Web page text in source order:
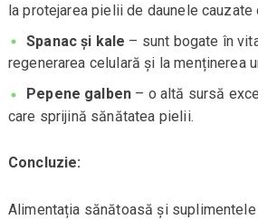
la protejarea pielii de daunele cauzate
Spanac și kale – sunt bogate în
regenerarea celulară și la menținerea
Pepene galben – o altă sursă
care sprijină sănătatea pielii.
Concluzie:
Alimentația sănătoasă și suplimentele